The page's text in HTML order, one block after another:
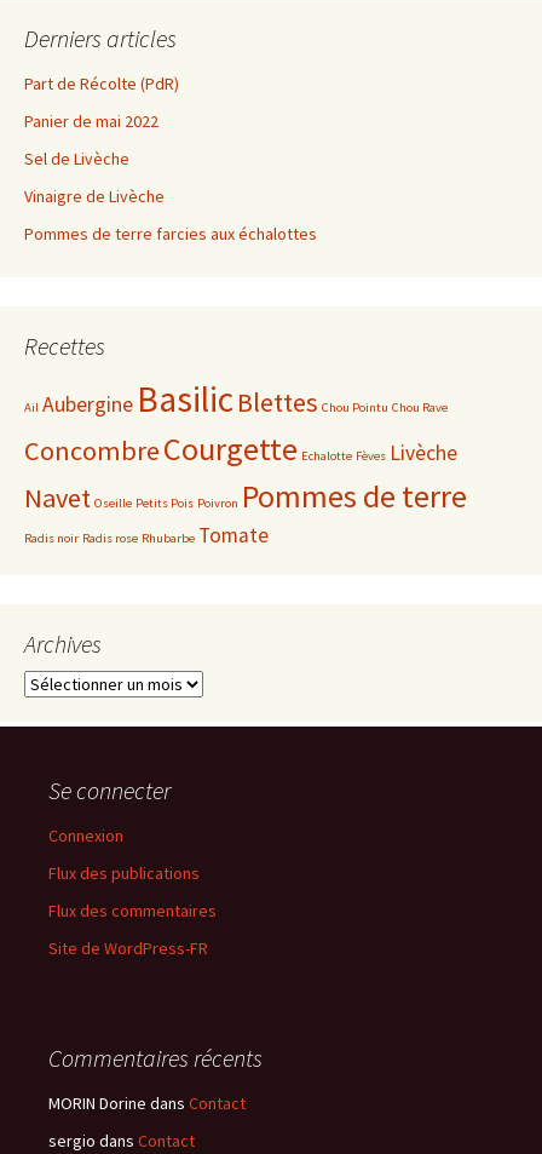
Derniers articles
Part de Récolte (PdR)
Panier de mai 2022
Sel de Livèche
Vinaigre de Livèche
Pommes de terre farcies aux échalottes
Recettes
Ail Aubergine Basilic Blettes Chou Pointu Chou Rave
ConcombreCourgette Echalotte Fèves Livèche
Navet Oseille Petits Pois Poivron Pommes de terre
Radis noir Radis rose Rhubarbe Tomate
Archives
Archives
Se connecter
Connexion
Flux des publications
Flux des commentaires
Site de WordPress-FR
Commentaires récents
MORIN Dorine dans Contact
sergio dans Contact